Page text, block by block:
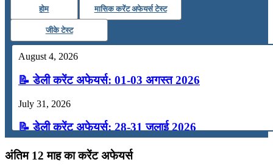
होम मासिक करेंट अफेयर्स टेस्ट
जीके टेस्ट
August 4, 2026
📝 डेली करेंट अफेयर्स: 01-03 अगस्त 2026
July 31, 2026
📝 डेली करेंट अफेयर्स: 28-31 जुलाई 2026
July 28, 2026
अंतिम 12 माह का करेंट अफेयर्स